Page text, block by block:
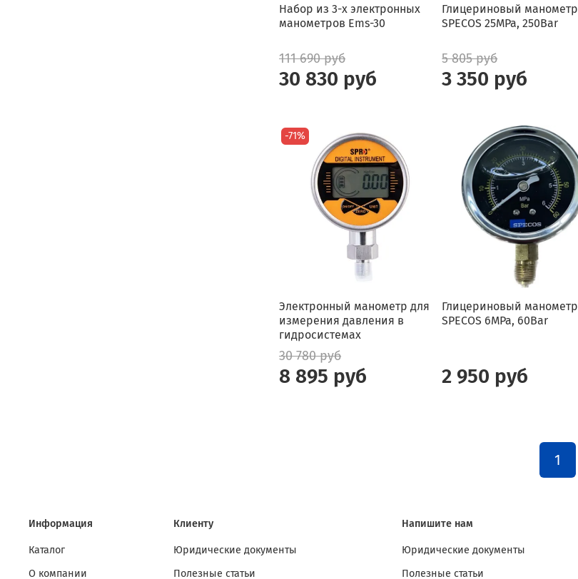
Набор из 3-х электронных
манометров Ems-30
111 690 руб
30 830 руб
Глицериновый манометр
SPECOS 25MPa, 250Bar
5 805 руб
3 350 руб
-71%
Электронный манометр для
измерения давления в
гидросистемах
30 780 руб
8 895 руб
Глицериновый манометр
SPECOS 6MPa, 60Bar
2 950 руб
1
Информация
Каталог
О компании
Клиенту
Юридические документы
Полезные статьи
Напишите нам
Юридические документы
Полезные статьи